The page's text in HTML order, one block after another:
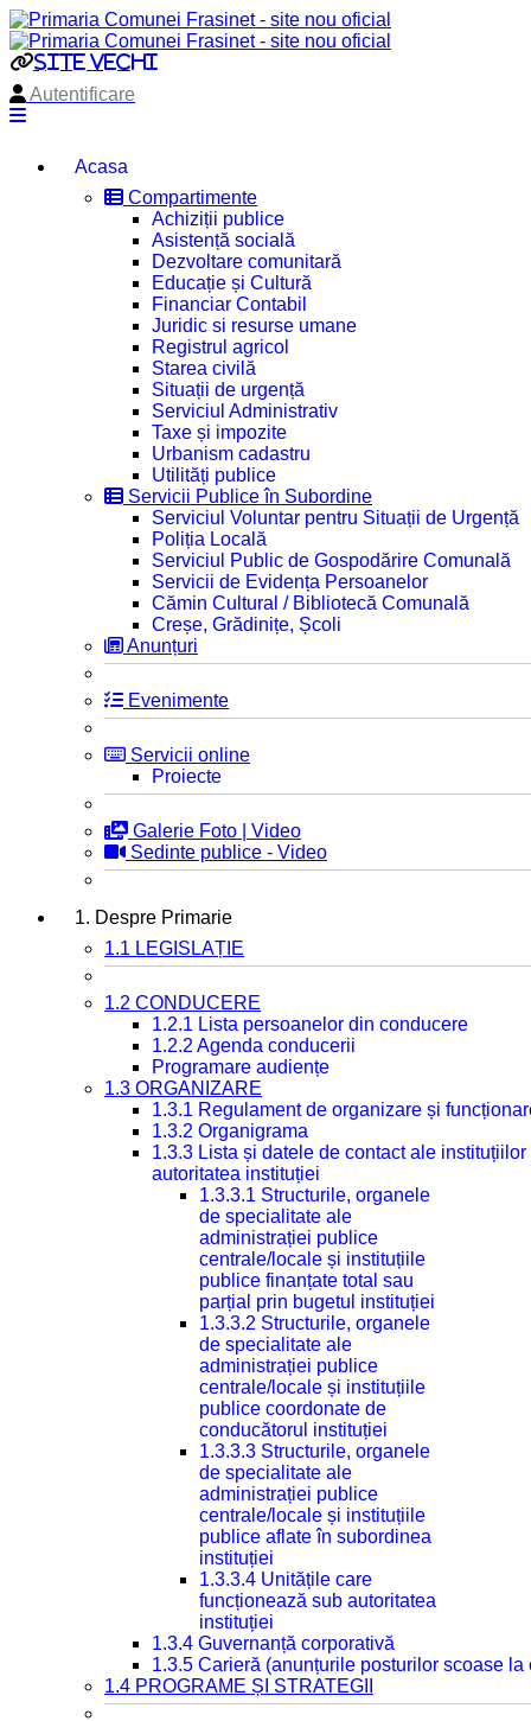
site vechi
Autentificare
Acasa
Compartimente
Achiziții publice
Asistență socială
Dezvoltare comunitară
Educație și Cultură
Financiar Contabil
Juridic si resurse umane
Registrul agricol
Starea civilă
Situații de urgență
Serviciul Administrativ
Taxe și impozite
Urbanism cadastru
Utilități publice
Servicii Publice în Subordine
Serviciul Voluntar pentru Situații de Urgență
Poliția Locală
Serviciul Public de Gospodărire Comunală
Servicii de Evidența Persoanelor
Cămin Cultural / Bibliotecă Comunală
Creșe, Grădinițe, Școli
Anunțuri
Evenimente
Servicii online
Proiecte
Galerie Foto | Video
Sedinte publice - Video
1. Despre Primarie
1.1 LEGISLAȚIE
1.2 CONDUCERE
1.2.1 Lista persoanelor din conducere
1.2.2 Agenda conducerii
Programare audiențe
1.3 ORGANIZARE
1.3.1 Regulament de organizare și
1.3.2 Organigrama
1.3.3 Lista și datele de contact ale
autoritatea instituției
1.3.3.1 Structurile, organele
de specialitate ale
administrației publice
centrale/locale și instituțiile
publice finanțate total sau
parțial prin bugetul instituției
1.3.3.2 Structurile, organele
de specialitate ale
administrației publice
centrale/locale și instituțiile
publice coordonate de
conducătorul instituției
1.3.3.3 Structurile, organele
de specialitate ale
administrației publice
centrale/locale și instituțiile
publice aflate în subordinea
instituției
1.3.3.4 Unitățile care
funcționează sub autoritatea
instituției
1.3.4 Guvernanță corporativă
1.3.5 Carieră (anunțurile posturilor scoase la
1.4 PROGRAME ȘI STRATEGII